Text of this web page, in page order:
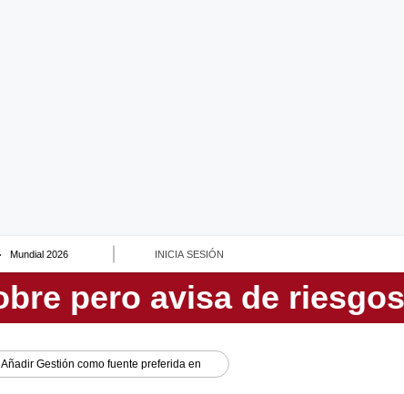
Mundial 2026 INICIA SESIÓN
Añadir Gestión como fuente preferida en